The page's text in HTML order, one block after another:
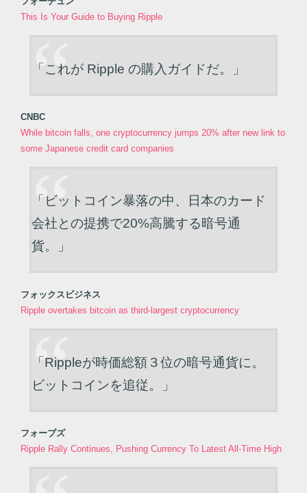
This Is Your Guide to Buying Ripple
「これが Ripple の購入ガイドだ。」
CNBC
While bitcoin falls, one cryptocurrency jumps 20% after new link to
some Japanese credit card companies
「ビットコイン暴落の中、日本のカード
会社との提携で20%高騰する暗号通
貨。」
フォックスビジネス
Ripple overtakes bitcoin as third-largest cryptocurrency
「Rippleが時価総額３位の暗号通貨に。
ビットコインを追従。」
フォーブズ
Ripple Rally Continues, Pushing Currency To Latest All-Time High